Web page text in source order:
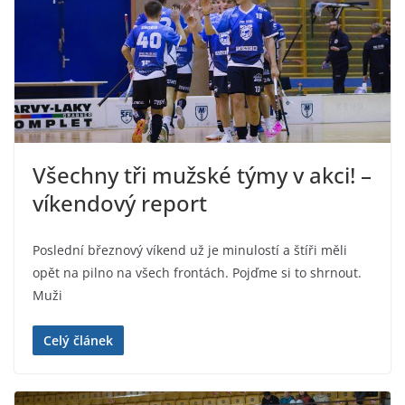
Všechny tři mužské týmy v akci! –
víkendový report
Poslední březnový víkend už je minulostí a štíři měli
opět na pilno na všech frontách. Pojďme si to shrnout.
Muži
Celý článek